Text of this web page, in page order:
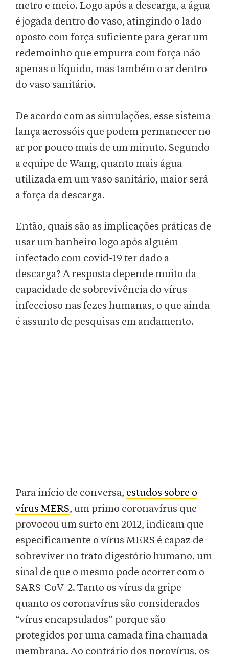
metro e meio. Logo após a descarga, a água
é jogada dentro do vaso, atingindo o lado
oposto com força suficiente para gerar um
redemoinho que empurra com força não
apenas o líquido, mas também o ar dentro
do vaso sanitário.
De acordo com as simulações, esse sistema
lança aerossóis que podem permanecer no
ar por pouco mais de um minuto. Segundo
a equipe de Wang, quanto mais água
utilizada em um vaso sanitário, maior será
a força da descarga.
Então, quais são as implicações práticas de
usar um banheiro logo após alguém
infectado com covid-19 ter dado a
descarga? A resposta depende muito da
capacidade de sobrevivência do vírus
infeccioso nas fezes humanas, o que ainda
é assunto de pesquisas em andamento.
Para início de conversa, estudos sobre o
vírus MERS, um primo coronavírus que
provocou um surto em 2012, indicam que
especificamente o vírus MERS é capaz de
sobreviver no trato digestório humano, um
sinal de que o mesmo pode ocorrer com o
SARS-CoV-2. Tanto os vírus da gripe
quanto os coronavírus são considerados
“vírus encapsulados” porque são
protegidos por uma camada fina chamada
membrana. Ao contrário dos norovírus, os